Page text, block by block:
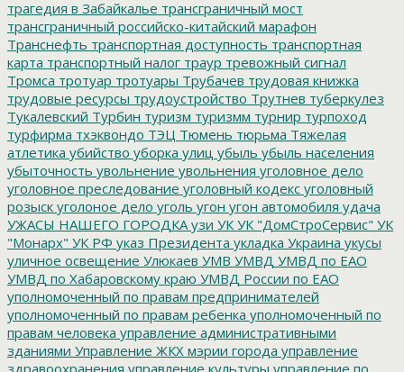
трагедия в Забайкалье трансграничный мост
трансграничный российско-китайский марафон
Транснефть транспортная доступность транспортная
карта транспортный налог траур тревожный сигнал
Тромса тротуар тротуары Трубачев трудовая книжка
трудовые ресурсы трудоустройство Трутнев туберкулез
Тукалевский Турбин туризм туризмм турнир турпоход
турфирма тхэквондо ТЭЦ Тюмень тюрьма Тяжелая
атлетика убийство уборка улиц убыль убыль населения
убыточность увольнение увольнения уголовное дело
уголовное преследование уголовный кодекс уголовный
розыск уголоное дело уголь угон угон автомобиля удача
УЖАСЫ НАШЕГО ГОРОДКА узи УК УК "ДомСтроСервис" УК
"Монарх" УК РФ указ Президента укладка Украина укусы
уличное освещение Улюкаев УМВ УМВД УМВД по ЕАО
УМВД по Хабаровскому краю УМВД России по ЕАО
уполномоченный по правам предпринимателей
уполномоченный по правам ребенка уполномоченный по
правам человека управление административными
зданиями Управление ЖКХ мэрии города управление
здравоохранения управление культуры управление по